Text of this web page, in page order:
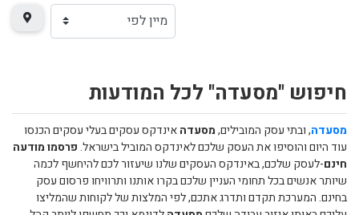
חיפוש "מסעדה" לכל המודעות
מסעדה, ובתי עסק המובילים,מסעדהאינדקס עסקים בעלי עסקים הכנסו
עוד היום והוסיפו את העסק שלכם לאינדקס המוביל בישראל.פרסמו מודעה
חינם-לעסק שלכם, באינדקס העסקים שלנו שיעזור לכם להיחשף לכמה
שיותר אנשים בכל תחומי העניין שלכם בקרו אותנו ותרוויחו פרסום עסק
בחינם. המערכת תקדם ותדרג אתכם, לפי המלצות של לקוחות שהמליצו